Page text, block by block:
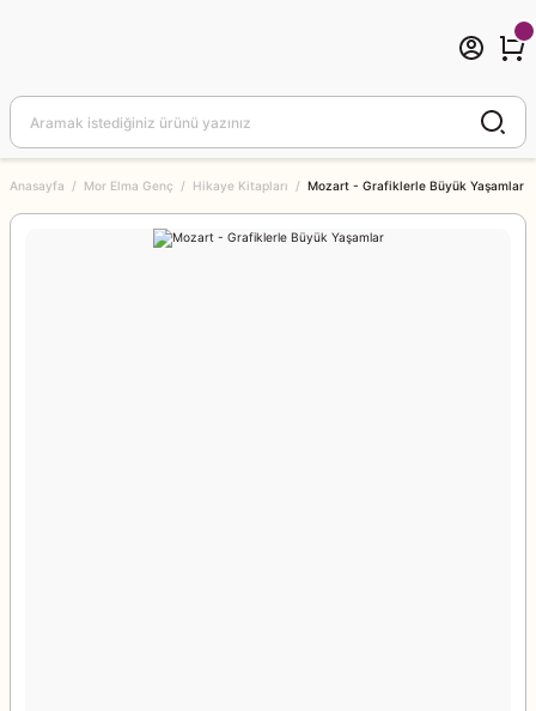
Anasayfa Mor Elma Genç Hikaye Kitapları Mozart - Grafiklerle Büyük Yaşamlar